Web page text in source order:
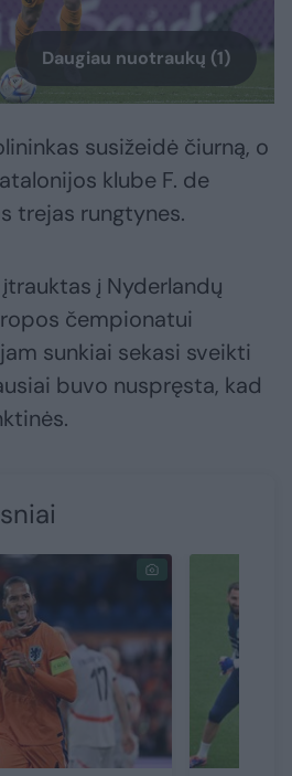
Daugiau nuotraukų (1)
susižeidė čiurną, o
klube F. de
trejas rungtynes.
į Nyderlandų
čempionatui
sunkiai sekasi sveikti
buvo nuspręsta, kad